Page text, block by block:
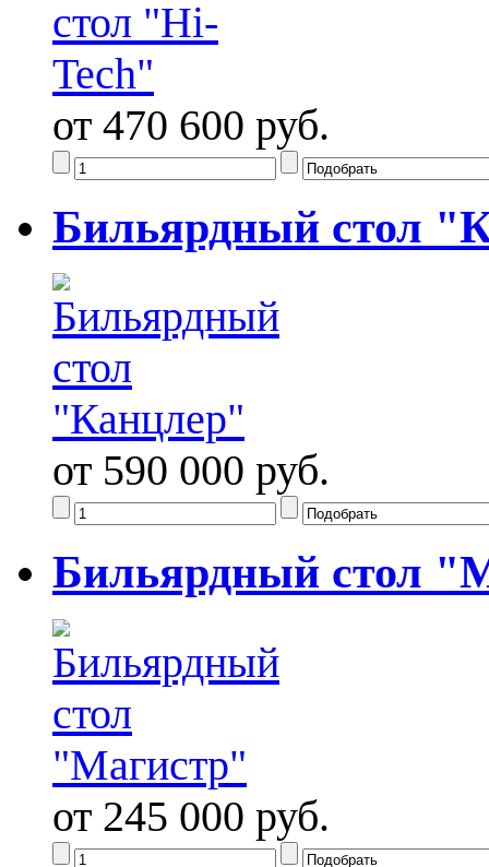
от 470 600 руб.
Бильярдный стол
от 590 000 руб.
Бильярдный стол
от 245 000 руб.